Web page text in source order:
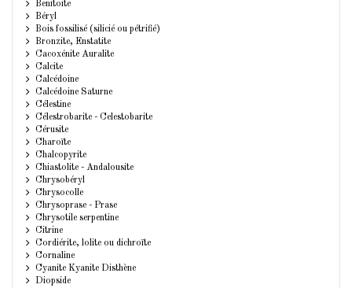
Benitoite
Béryl
Bois fossilisé (silicié ou pétrifié)
Bronzite, Enstatite
Cacoxénite Auralite
Calcite
Calcédoine
Calcédoine Saturne
Célestine
Célestrobarite - Celestobarite
Cérusite
Charoïte
Chalcopyrite
Chiastolite - Andalousite
Chrysobéryl
Chrysocolle
Chrysoprase - Prase
Chrysotile serpentine
Citrine
Cordiérite, lolite ou dichroïte
Cornaline
Cyanite Kyanite Disthène
Diopside